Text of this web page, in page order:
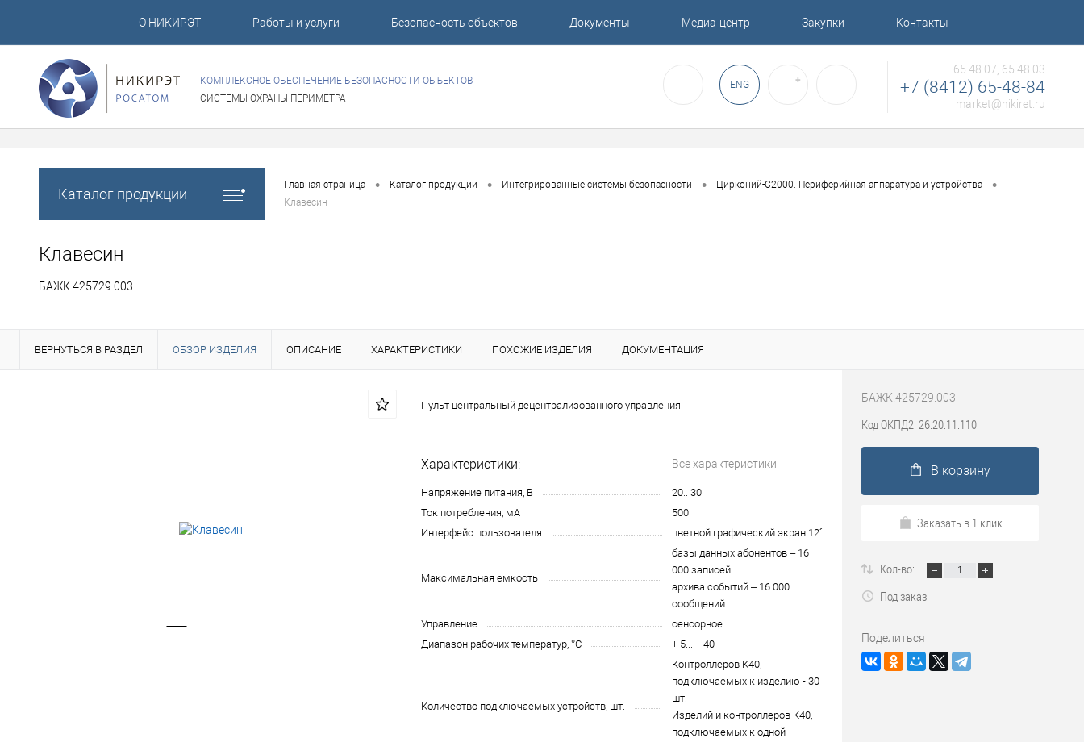
О НИКИРЭТ Работы и услуги Безопасность объектов Документы Медиа-центр Закупки Контакты
КОМПЛЕКСНОЕ ОБЕСПЕЧЕНИЕ БЕЗОПАСНОСТИ ОБЪЕКТОВ
СИСТЕМЫ ОХРАНЫ ПЕРИМЕТРА
ENG ✚
65 48 07, 65 48 03
+7 (8412) 65-48-84
market@nikiret.ru
Каталог продукции
Главная страница • Каталог продукции • Интегрированные системы безопасности • Цирконий-С2000. Периферийная аппаратура и устройства •
Клавесин
Клавесин
БАЖК.425729.003
ВЕРНУТЬСЯ В РАЗДЕЛ ОБЗОР ИЗДЕЛИЯ ОПИСАНИЕ ХАРАКТЕРИСТИКИ ПОХОЖИЕ ИЗДЕЛИЯ ДОКУМЕНТАЦИЯ
Пульт центральный децентрализованного управления
Характеристики: Все характеристики
Напряжение питания, В
20.. 30
Ток потребления, мА
500
Интерфейс пользователя
цветной графический экран 12´
Максимальная емкость
базы данных абонентов – 16
000 записей
архива событий – 16 000
сообщений
Управление
сенсорное
Диапазон рабочих температур, °С
+ 5... + 40
Количество подключаемых устройств, шт.
Контроллеров К40,
подключаемых к изделию - 30
шт.
Изделий и контроллеров К40,
подключаемых к одной
БАЖК.425729.003
Код ОКПД2: 26.20.11.110
В корзину
Заказать в 1 клик
Кол-во:
Под заказ
Поделиться